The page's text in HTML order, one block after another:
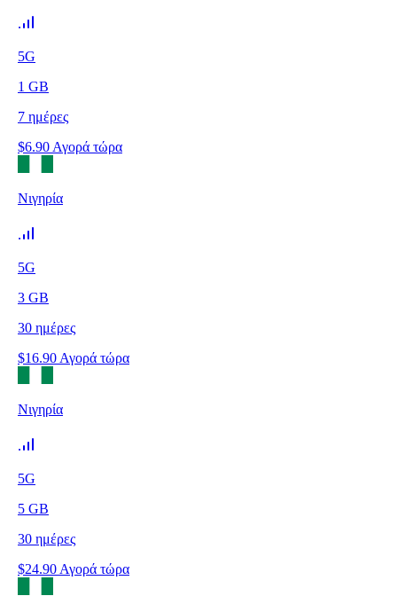
5G
1 GB
7 ημέρες
$6.90 Αγορά τώρα
Νιγηρία
5G
3 GB
30 ημέρες
$16.90 Αγορά τώρα
Νιγηρία
5G
5 GB
30 ημέρες
$24.90 Αγορά τώρα